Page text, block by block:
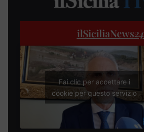
ilSiciliaNews24
Fai clic per accettare i
cookie per questo servizio